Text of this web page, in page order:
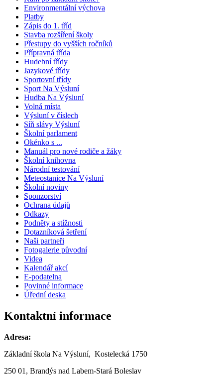
Environmentální výchova
Platby
Zápis do 1. tříd
Stavba rozšíření školy
Přestupy do vyšších ročníků
Přípravná třída
Hudební třídy
Jazykové třídy
Sportovní třídy
Sport Na Výsluní
Hudba Na Výsluní
Volná místa
Výsluní v číslech
Síň slávy Výsluní
Školní parlament
Okénko s ...
Manuál pro nové rodiče a žáky
Školní knihovna
Národní testování
Meteostanice Na Výsluní
Školní noviny
Sponzorství
Ochrana údajů
Odkazy
Podněty a stížnosti
Dotazníková šetření
Naši partneři
Fotogalerie původní
Videa
Kalendář akcí
E-podatelna
Povinné informace
Úřední deska
Kontaktní informace
Adresa:
Základní škola Na Výsluní, Kostelecká 1750
250 01, Brandýs nad Labem-Stará Boleslav